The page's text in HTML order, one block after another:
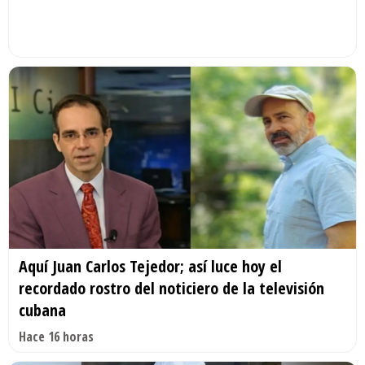
Aquí Juan Carlos Tejedor; así luce hoy el
recordado rostro del noticiero de la televisión
cubana
Hace 16 horas